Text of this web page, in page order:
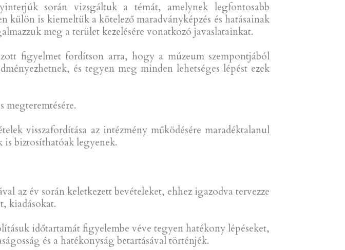
során vizsgáltuk a témát, amelynek legfontosabb
is kiemeltük a kötelező maradványképzés és hatásainak
meg a terület kezelésére vonatkozó javaslatainkat.
figyelmet fordítson arra, hogy a múzeum szempontjából
és tegyen meg minden lehetséges lépést ezek
megteremtésére.
visszafordítása az intézmény működésére maradéktalanul
is biztosíthatóak legyenek.
az év során keletkezett bevételeket, ehhez igazodva tervezze
kiadásokat.
időtartamát figyelembe véve tegyen hatékony lépéseket,
és a hatékonyság betartásával történjék.